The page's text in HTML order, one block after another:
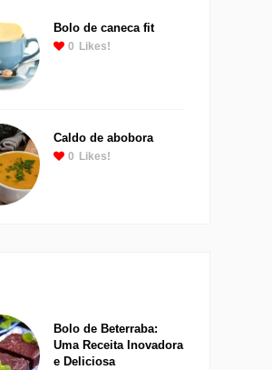
Bolo de caneca fit
0 Likes!
Caldo de abobora
0 Likes!
Bolo de Beterraba:
Uma Receita Inovadora
e Deliciosa